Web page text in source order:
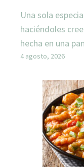
Una sola
haciéndoles
hecha en una
4 agosto, 2026